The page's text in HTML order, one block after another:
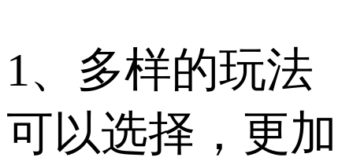
1、多样的玩法
可以选择，更加